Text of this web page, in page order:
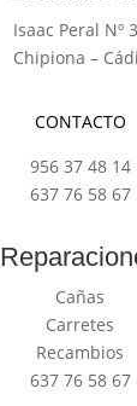
Isaac Peral Nº
Chipiona –
CONTACTO
956 37 48 14
637 76 58 67
Cañas
Carretes
Recambios
637 76 58 67